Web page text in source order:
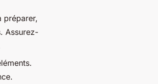
préparer,
Assurez-